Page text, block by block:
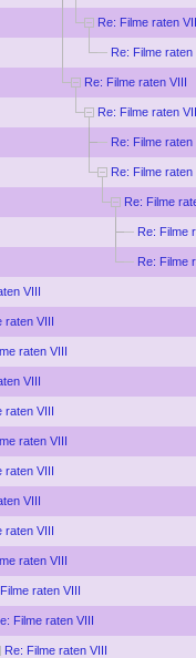
Re: Filme raten
Re: Filme raten
Re: Filme raten VIII
Re: Filme raten
Re: Filme raten
Re: Filme raten
Re: Filme
Re: Filme
Re: Filme
VIII
raten VIII
raten VIII
VIII
raten VIII
raten VIII
raten VIII
VIII
raten VIII
raten VIII
raten VIII
Filme raten VIII
Re: Filme raten VIII